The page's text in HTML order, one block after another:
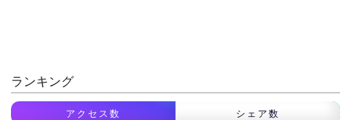
ランキング
アクセス数 シェア数